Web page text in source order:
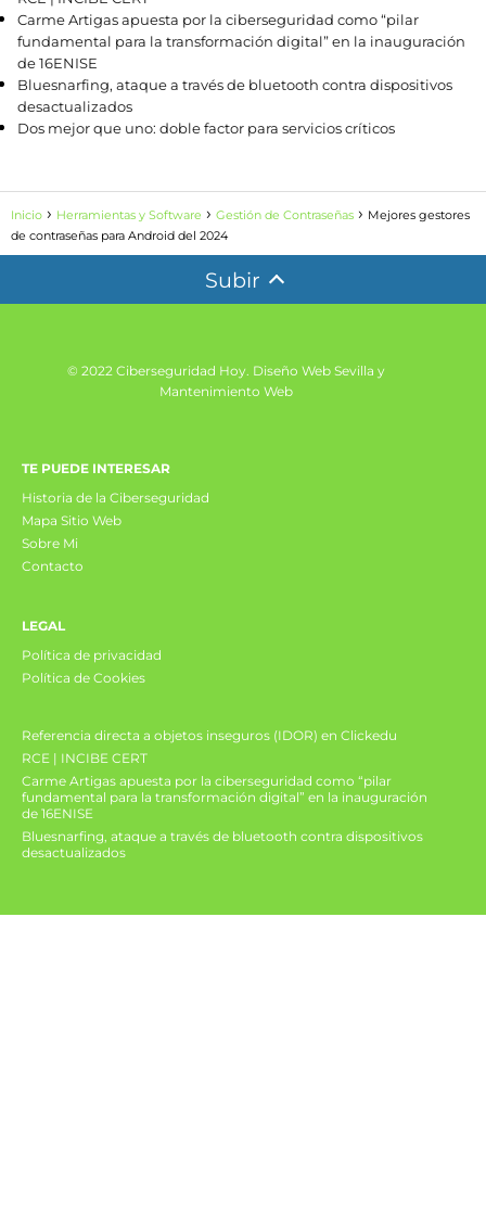
Carme Artigas apuesta por la ciberseguridad como “pilar
fundamental para la transformación digital” en la inauguración
de 16ENISE
Bluesnarfing, ataque a través de bluetooth contra dispositivos
desactualizados
Dos mejor que uno: doble factor para servicios críticos
Inicio Herramientas y Software Gestión de Contraseñas
Mejores gestores
de contraseñas para Android del 2024
Subir
© 2022 Ciberseguridad Hoy. Diseño Web Sevilla y
Mantenimiento Web
TE PUEDE INTERESAR
Historia de la Ciberseguridad
Mapa Sitio Web
Sobre Mi
Contacto
LEGAL
Política de privacidad
Política de Cookies
Referencia directa a objetos inseguros (IDOR) en Clickedu
RCE | INCIBE CERT
Carme Artigas apuesta por la ciberseguridad como “pilar
fundamental para la transformación digital” en la inauguración
de 16ENISE
Bluesnarfing, ataque a través de bluetooth contra dispositivos
desactualizados